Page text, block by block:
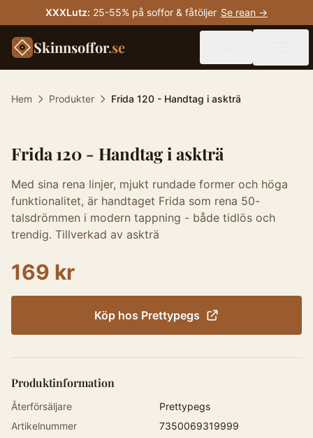
XXXLutz: 25-55% på soffor & fåtöljer Se rean →
Skinnsoffor.se
Hem Produkter Frida 120 - Handtag i askträ
Frida 120 - Handtag i askträ
Med sina rena linjer, mjukt rundade former och höga
funktionalitet, är handtaget Frida som rena 50-
talsdrömmen i modern tappning - både tidlös och
trendig. Tillverkad av askträ
169 kr
Köp hos Prettypegs
Produktinformation
Återförsäljare
Prettypegs
Artikelnummer
7350069319999